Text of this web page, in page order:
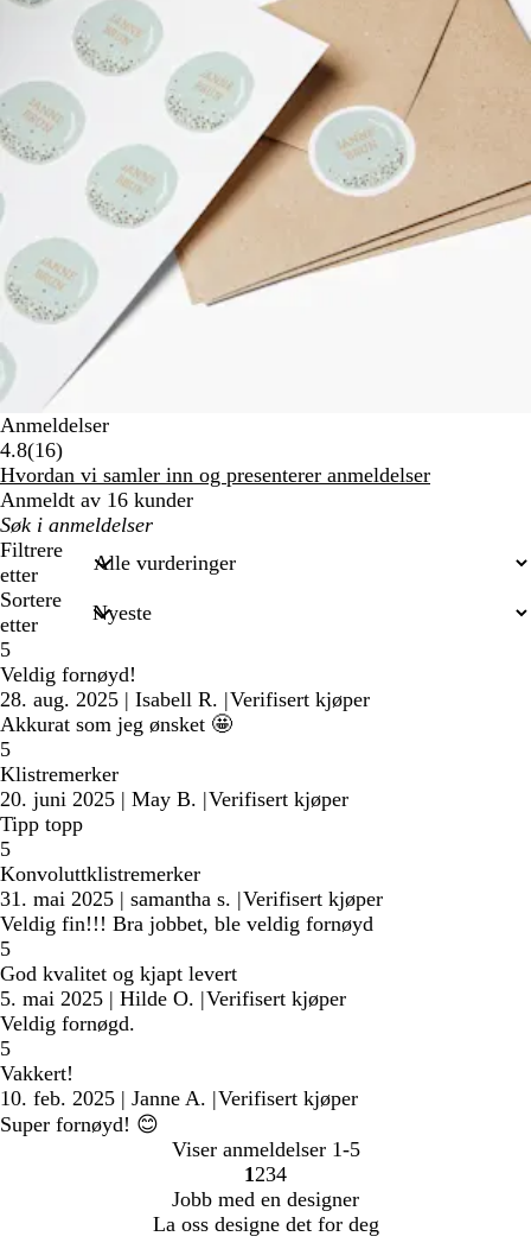
Anmeldelser
4.8(1616
anmeldelser
)
Hvordan vi samler inn og presenterer anmeldelser
Anmeldt av 16 kunder
Mine
søkeord
Filtrere
etter
Sortere
etter
5
Veldig fornøyd!
28. aug. 2025 | Isabell R. |Verifisert kjøper
Akkurat som jeg ønsket 🤩
5
Klistremerker
20. juni 2025 | May B. |Verifisert kjøper
Tipp topp
5
Konvoluttklistremerker
31. mai 2025 | samantha s. |Verifisert kjøper
Veldig fin!!! Bra jobbet, ble veldig fornøyd
5
God kvalitet og kjapt levert
5. mai 2025 | Hilde O. |Verifisert kjøper
Veldig fornøgd.
5
Vakkert!
10. feb. 2025 | Janne A. |Verifisert kjøper
Super fornøyd! 😊
Viser anmeldelser 1-5
Gå
til
side
1 Gå
til
side
2 Gå
til
side
3Gå
til
side
4
Jobb med en designer
La oss designe det for deg